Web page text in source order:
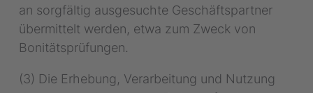
an sorgfältig ausgesuchte Geschäftspartner
übermittelt werden, etwa zum Zweck von
Bonitätsprüfungen.
(3) Die Erhebung, Verarbeitung und Nutzung